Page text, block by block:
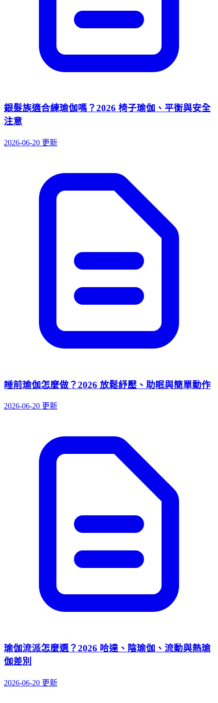
銀髮族適合練瑜伽嗎？2026 椅子瑜伽、平衡與安全
注意
2026-06-20 更新
睡前瑜伽怎麼做？2026 放鬆紓壓、助眠與簡單動作
2026-06-20 更新
瑜伽流派怎麼選？2026 哈達、陰瑜伽、流動與熱瑜
伽差別
2026-06-20 更新